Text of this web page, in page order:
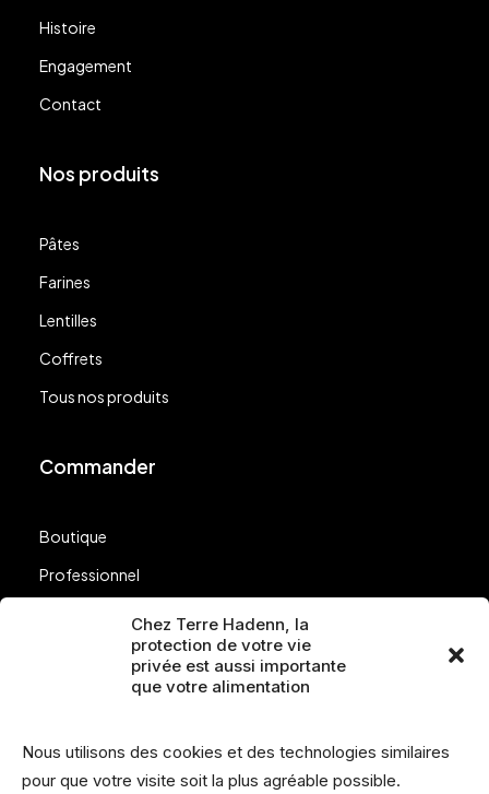
Chez Terre Hadenn, la
protection de votre vie
privée est aussi importante
que votre alimentation
Nous utilisons des cookies et des technologies similaires
pour que votre visite soit la plus agréable possible.
Histoire
Engagement
Contact
Nos produits
Pâtes
Farines
Lentilles
Coffrets
Tous nos produits
Commander
Boutique
Professionnel